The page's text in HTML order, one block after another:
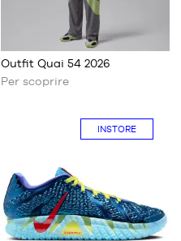
Acquista
Outfit Quai 54 2026
Per scoprire
INSTORE